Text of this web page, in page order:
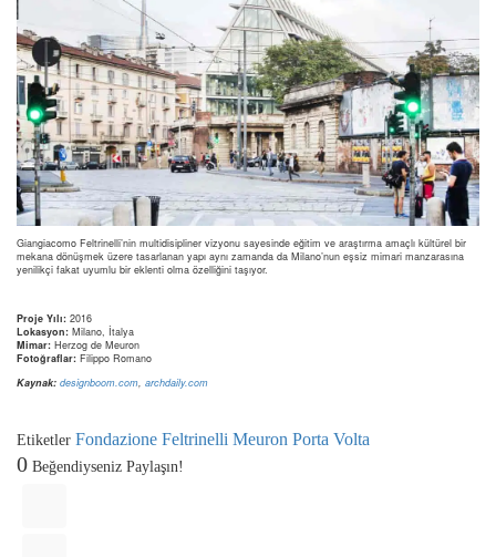
Giangiacomo Feltrinelli’nin multidisipliner vizyonu sayesinde eğitim ve araştırma amaçlı kültürel bir
mekana dönüşmek üzere tasarlanan yapı aynı zamanda da Milano’nun eşsiz mimari manzarasına
yenilikçi fakat uyumlu bir eklenti olma özelliğini taşıyor.
Proje Yılı: 2016
Lokasyon: Milano, İtalya
Mimar: Herzog de Meuron
Fotoğraflar: Filippo Romano
Kaynak: designboom.com, archdaily.com
Etiketler Fondazione Feltrinelli Meuron Porta Volta
0 Beğendiyseniz Paylaşın!